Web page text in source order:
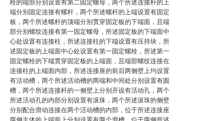
栓的端部分别设置有第二固定螺母，两个所述连接杆的上
端分别固定连接有螺杆，两个所述螺杆的上端设置有固定
板，两个所述螺杆的顶端分别贯穿固定板的下端面，且端
部分别螺纹连接有第一固定螺母，所述固定板的下端面中
心处设置有连接柱，所述连接柱的下端设置有压持块，所
述固定板的上端面中心处设置有第一固定螺栓，所述第一
固定螺栓的下端贯穿固定板的上端面，且端部螺纹连接在
连接柱的上端面内部，所述连接座的前后两侧壁上均设置
有活动槽，两个所述活动槽的两端和中间处分别设置有圆
槽，两个所述连接杆的一侧壁上分别开设有活动孔，两个
所述活动孔的内部分别设置有滚珠，两个所述滚珠的侧壁
分别配合滑动连接在两个活动槽的内部，位于所述连接座